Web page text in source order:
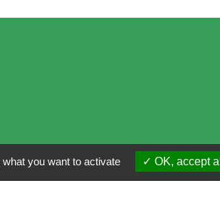
you want to activate OK, accept all